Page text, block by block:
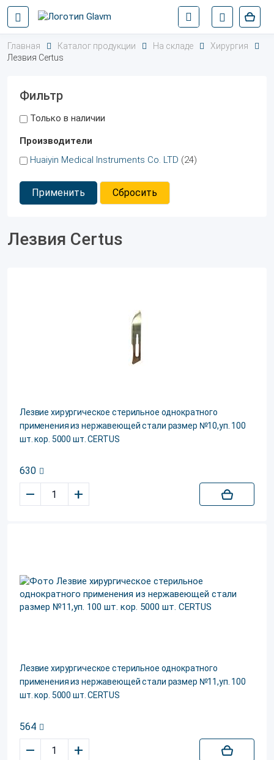
Главная Каталог продукции На складе
Хирургия
Лезвия Certus
Фильтр
Только в наличии
Производители
Huaiyin Medical Instruments Co. LTD (24)
Применить Сбросить
Лезвия Certus
Лезвие хирургическое стерильное однократного
применения из нержавеющей стали размер №10,уп. 100
шт. кор. 5000 шт. CERTUS
630
– +
Лезвие хирургическое стерильное однократного
применения из нержавеющей стали размер №11,уп. 100
шт. кор. 5000 шт. CERTUS
564
– +